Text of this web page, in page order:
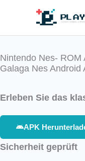
Nintendo Nes- ROM
Galaga Nes Android
Erleben Sie das
APK
Sicherheit geprüft